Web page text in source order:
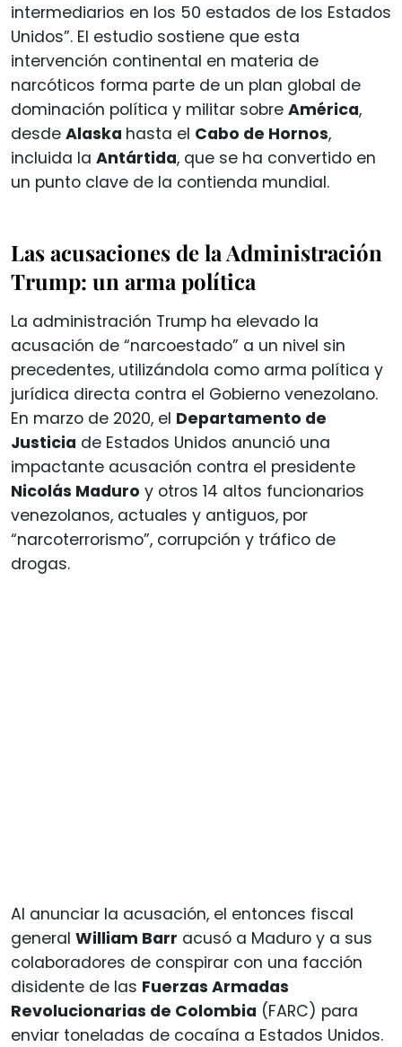
intermediarios en los 50 estados de los Estados
Unidos”. El estudio sostiene que esta
intervención continental en materia de
narcóticos forma parte de un plan global de
dominación política y militar sobre América,
desde Alaska hasta el Cabo de Hornos,
incluida la Antártida, que se ha convertido en
un punto clave de la contienda mundial.
Las acusaciones de la Administración
Trump: un arma política
La administración Trump ha elevado la
acusación de “narcoestado” a un nivel sin
precedentes, utilizándola como arma política y
jurídica directa contra el Gobierno venezolano.
En marzo de 2020, el Departamento de
Justicia de Estados Unidos anunció una
impactante acusación contra el presidente
Nicolás Maduro y otros 14 altos funcionarios
venezolanos, actuales y antiguos, por
“narcoterrorismo”, corrupción y tráfico de
drogas.
Al anunciar la acusación, el entonces fiscal
general William Barr acusó a Maduro y a sus
colaboradores de conspirar con una facción
disidente de las Fuerzas Armadas
Revolucionarias de Colombia (FARC) para
enviar toneladas de cocaína a Estados Unidos.